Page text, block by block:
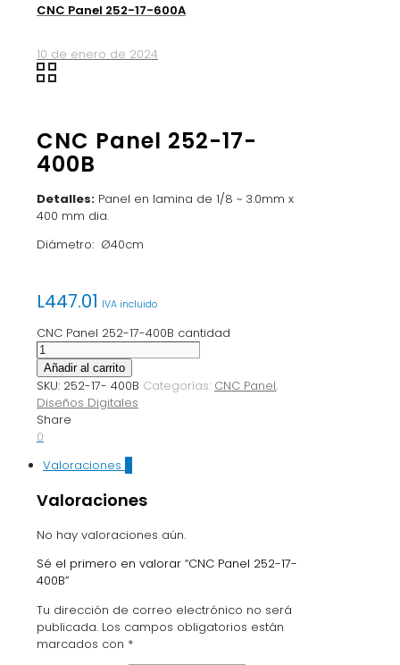
CNC Panel 252-17-600A
10 de enero de 2024
CNC Panel 252-17-
400B
Detalles: Panel en lamina de 1/8 ~ 3.0mm x
400 mm dia.
Diámetro: Ø40cm
L447.01 IVA incluido
CNC Panel 252-17-400B cantidad
Añadir al carrito
SKU: 252-17- 400B Categorías: CNC Panel,
Diseños Digitales
Share
0
Valoraciones
Valoraciones
No hay valoraciones aún.
Sé el primero en valorar “CNC Panel 252-17-
400B”
Tu dirección de correo electrónico no será
publicada. Los campos obligatorios están
marcados con *